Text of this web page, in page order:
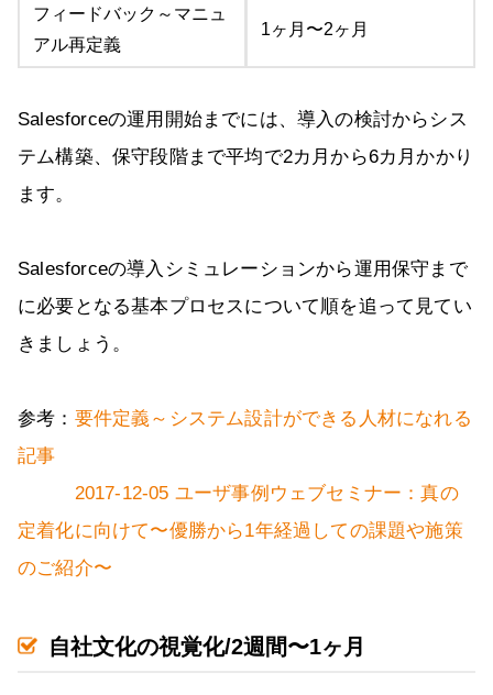
フィードバック～マニュ
アル再定義
1ヶ月〜2ヶ月
Salesforceの運用開始までには、導入の検討からシス
テム構築、保守段階まで平均で2カ月から6カ月かかり
ます。
Salesforceの導入シミュレーションから運用保守まで
に必要となる基本プロセスについて順を追って見てい
きましょう。
参考： 要件定義～システム設計ができる人材になれる
記事
2017-12-05 ユーザ事例ウェブセミナー：真の
定着化に向けて〜優勝から1年経過しての課題や施策
のご紹介〜
自社文化の視覚化/2週間〜1ヶ月